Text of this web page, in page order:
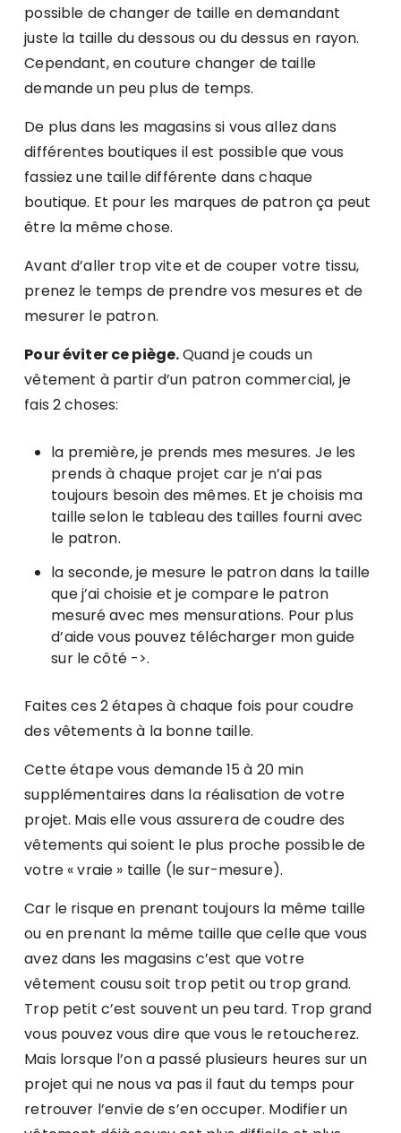
possible de changer de taille en demandant
juste la taille du dessous ou du dessus en rayon.
Cependant, en couture changer de taille
demande un peu plus de temps.
De plus dans les magasins si vous allez dans
différentes boutiques il est possible que vous
fassiez une taille différente dans chaque
boutique. Et pour les marques de patron ça peut
être la même chose.
Avant d’aller trop vite et de couper votre tissu,
prenez le temps de prendre vos mesures et de
mesurer le patron.
Pour éviter ce piège.Quand je couds un
vêtement à partir d’un patron commercial, je
fais 2 choses:
la première, je prends mes mesures. Je les
prends à chaque projet car je n’ai pas
toujours besoin des mêmes. Et je choisis ma
taille selon le tableau des tailles fourni avec
le patron.
la seconde, je mesure le patron dans la taille
que j’ai choisie et je compare le patron
mesuré avec mes mensurations. Pour plus
d’aide vous pouvez télécharger mon guide
sur le côté ->.
Faites ces 2 étapes à chaque fois pour coudre
des vêtements à la bonne taille.
Cette étape vous demande 15 à 20 min
supplémentaires dans la réalisation de votre
projet. Mais elle vous assurera de coudre des
vêtements qui soient le plus proche possible de
votre « vraie » taille (le sur-mesure).
Car le risque en prenant toujours la même taille
ou en prenant la même taille que celle que vous
avez dans les magasins c’est que votre
vêtement cousu soit trop petit ou trop grand.
Trop petit c’est souvent un peu tard. Trop grand
vous pouvez vous dire que vous le retoucherez.
Mais lorsque l’on a passé plusieurs heures sur un
projet qui ne nous va pas il faut du temps pour
retrouver l’envie de s’en occuper. Modifier un